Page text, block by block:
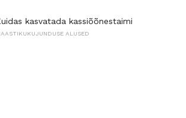
kasvatada kassiõõnestaimi
ALUSED